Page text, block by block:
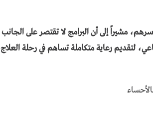
مشيراً إلى أن البرامج لا تقتصر على الجانب
لتقديم رعاية متكاملة تساهم في رحلة العلاج